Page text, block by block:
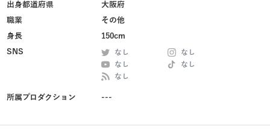
出身都道府県
大阪府
職業
その他
身長
150cm
SNS
なし
なし
なし
なし
なし
所属プロダクション ---